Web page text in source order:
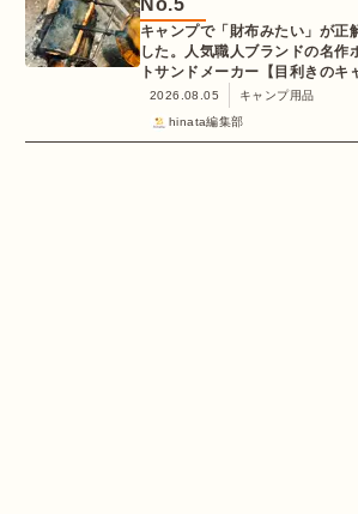
No.5
キャンプで「財布みたい」が正
した。人気職人ブランドの名作
トサンドメーカー【目利きのキ
プギア】
2026.08.05
キャンプ用品
hinata編集部